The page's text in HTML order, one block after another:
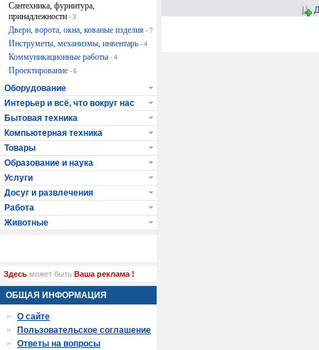
Сантехника, фурнитура,
принадлежности - 3
Двери, ворота, окна, кованые изделия - 7
Инструметы, механизмы, инвентарь - 4
Коммуникационные работы - 4
Проектирование - 6
Оборудование
Интерьер и всё, что вокруг нас
Бытовая техника
Компьютерная техника
Товары
Образование и наука
Услуги
Досуг и развлечения
Работа
Животные
Здесь может быть Ваша реклама !
ОБЩАЯ ИНФОРМАЦИЯ
О сайте
Пользовательское соглашение
Ответы на вопросы